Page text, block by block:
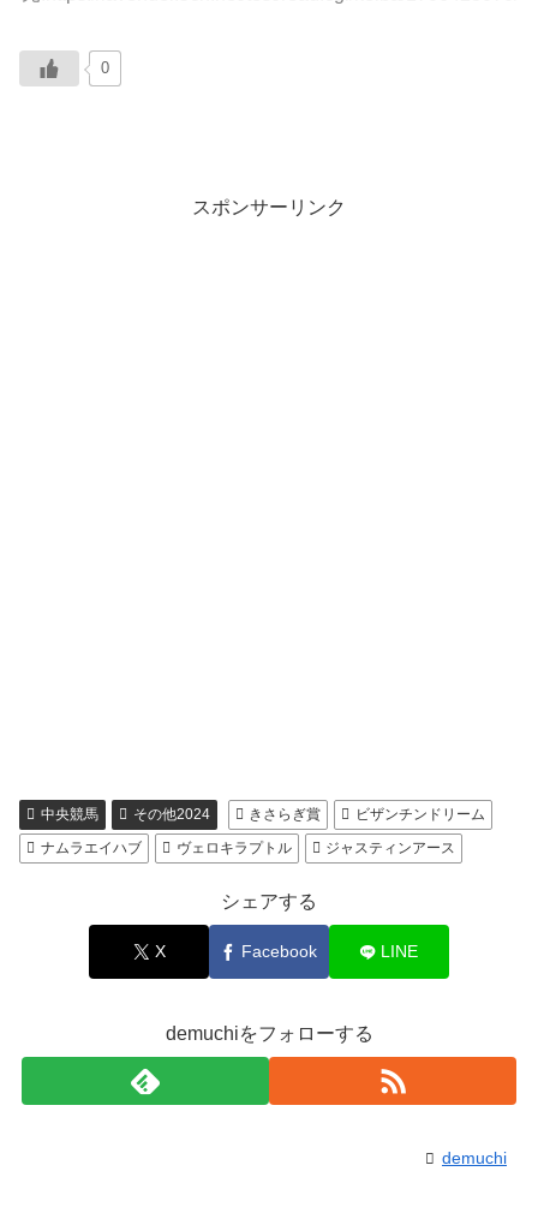
0
スポンサーリンク
中央競馬 その他2024 きさらぎ賞
ビザンチンドリーム
ナムラエイハブ
ヴェロキラプトル ジャスティンアース
シェアする
X Facebook LINE
demuchiをフォローする
demuchi